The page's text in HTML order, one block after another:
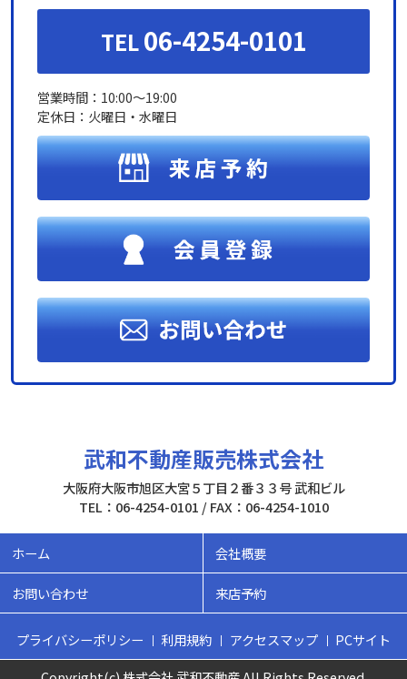
TEL06-4254-0101
営業時間：10:00～19:00
定休日：火曜日・水曜日
武和不動産販売株式会社
大阪府大阪市旭区大宮５丁目２番３３号 武和ビル
TEL：06-4254-0101 / FAX：06-4254-1010
ホーム 会社概要
お問い合わせ 来店予約
プライバシーポリシー 利用規約 アクセスマップ
PCサイト